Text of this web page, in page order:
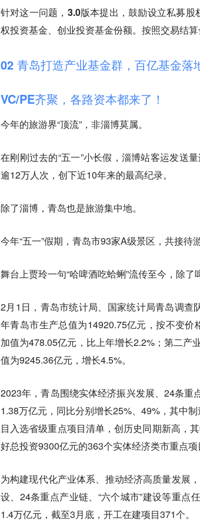
针对这一问题， 3.0版本提出，鼓励设立私募股
权投资基金、创业投资基金份额。按照交易结
02 青岛打造产业基金群，百亿基金落
VC/PE齐聚，各路资本都来了！
今年的旅游界“顶流”，非淄博莫属。
在刚刚过去的“五一”小长假，淄博站客运发送
逾12万人次，创下近10年来的最高纪录。
除了淄博，青岛也是旅游集中地。
今年“五一”假期，青岛市93家A级景区，共接
舞台上贾玲一句“哈啤酒吃蛤蜊”流传至今，除
2月1日，青岛市统计局、国家统计局青岛调
年青岛市生产总值为14920.75亿元，按不变
加值为478.05亿元，比上年增长2.2%；第二产
值为9245.36亿元，增长4.5%。
2023年，青岛围绕实体经济振兴发展、24条
1.38万亿元，同比分别增长25%、49%，其中
目入选省级重点项目清单，创历史同期新高，
好总投资9300亿元的363个实体经济类市重点
为构建现代化产业体系、推动经济高质量发展
设、24条重点产业链、“六个城市”建设等重点
1.4万亿元，截至3月底，开工在建项目371个。